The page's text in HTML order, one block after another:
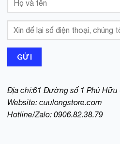
Địa chỉ:61 Đường số 1 Phú Hữu
Website: cuulongstore.com
Hotline/Zalo: 0906.82.38.79